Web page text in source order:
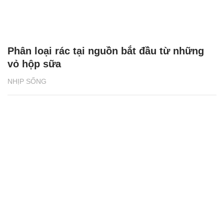
NHỊP SỐNG
Phân loại rác tại nguồn bắt đầu từ những
vỏ hộp sữa